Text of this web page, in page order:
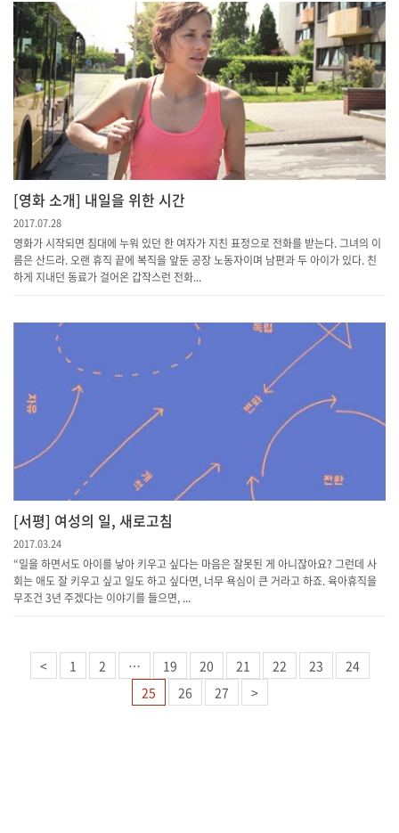
[영화 소개] 내일을 위한 시간
2017.07.28
영화가 시작되면 침대에 누워 있던 한 여자가 지친 표정으로 전화를 받는다. 그녀의 이
름은 산드라. 오랜 휴직 끝에 복직을 앞둔 공장 노동자이며 남편과 두 아이가 있다. 친
하게 지내던 동료가 걸어온 갑작스런 전화...
[서평] 여성의 일, 새로고침
2017.03.24
“일을 하면서도 아이를 낳아 키우고 싶다는 마음은 잘못된 게 아니잖아요? 그런데 사
회는 애도 잘 키우고 싶고 일도 하고 싶다면, 너무 욕심이 큰 거라고 하죠. 육아휴직을
무조건 3년 주겠다는 이야기를 들으면, ...
< 1 2 … 19 20 21 22 23
24
25
26 27 >